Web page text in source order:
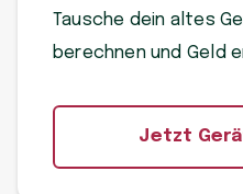
Tausche dein altes
berechnen und Geld
Jetzt